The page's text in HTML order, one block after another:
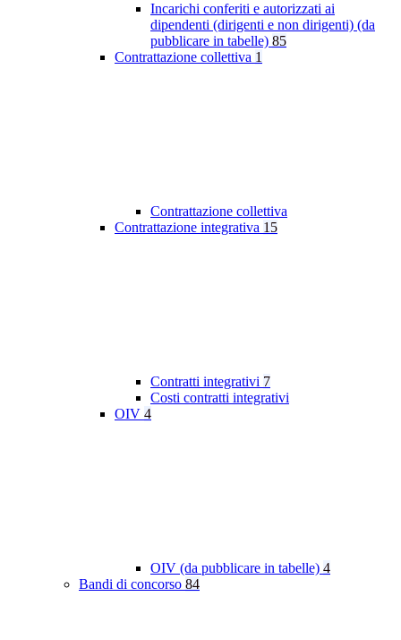
Incarichi conferiti e autorizzati ai
dipendenti (dirigenti e non dirigenti) (da
pubblicare in tabelle) 85
Contrattazione collettiva 1
Contrattazione collettiva
Contrattazione integrativa 15
Contratti integrativi 7
Costi contratti integrativi
OIV 4
OIV (da pubblicare in tabelle) 4
Bandi di concorso 84